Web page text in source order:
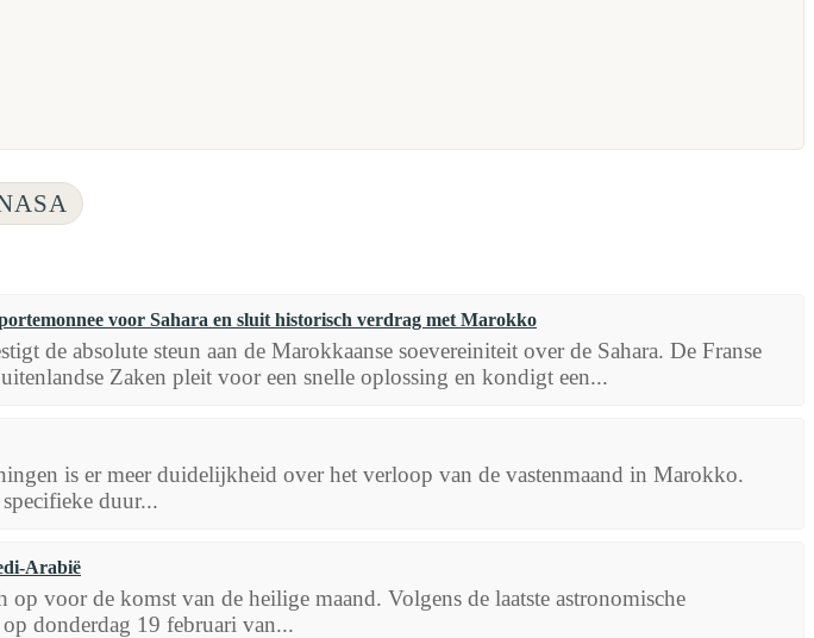
voor Sahara en sluit historisch verdrag met Marokko
de absolute steun aan de Marokkaanse soevereiniteit over de Sahara. De Franse
Zaken pleit voor een snelle oplossing en kondigt een...
is er meer duidelijkheid over het verloop van de vastenmaand in Marokko.
duur...
Arabië
voor de komst van de heilige maand. Volgens de laatste astronomische
donderdag 19 februari van...